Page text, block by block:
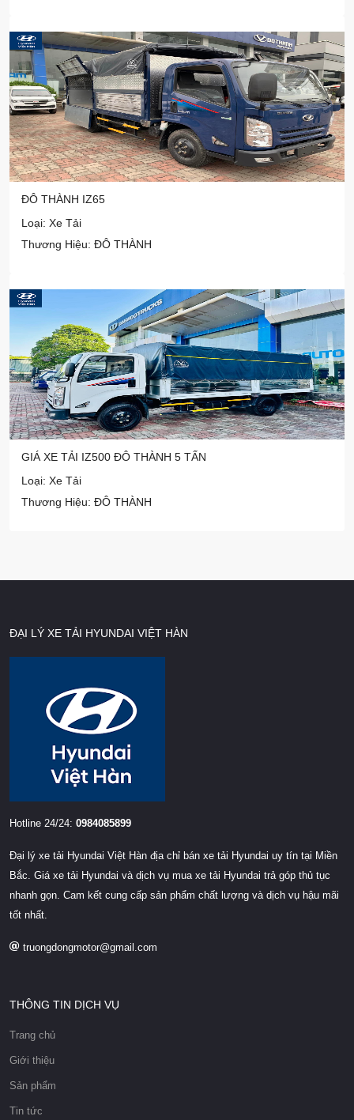
ĐÔ THÀNH IZ65
Loại: Xe Tải
Thương Hiệu: ĐÔ THÀNH
GIÁ XE TẢI IZ500 ĐÔ THÀNH 5 TẤN
Loại: Xe Tải
Thương Hiệu: ĐÔ THÀNH
ĐẠI LÝ XE TẢI HYUNDAI VIỆT HÀN
Hotline 24/24: 0984085899
Đại lý xe tải Hyundai Việt Hàn địa chỉ bán xe tải Hyundai uy tín tại Miền
Bắc. Giá xe tải Hyundai và dịch vụ mua xe tải Hyundai trả góp thủ tục
nhanh gọn. Cam kết cung cấp sản phẩm chất lượng và dịch vụ hậu mãi
tốt nhất.
truongdongmotor@gmail.com
THÔNG TIN DỊCH VỤ
Trang chủ
Giới thiệu
Sản phẩm
Tin tức